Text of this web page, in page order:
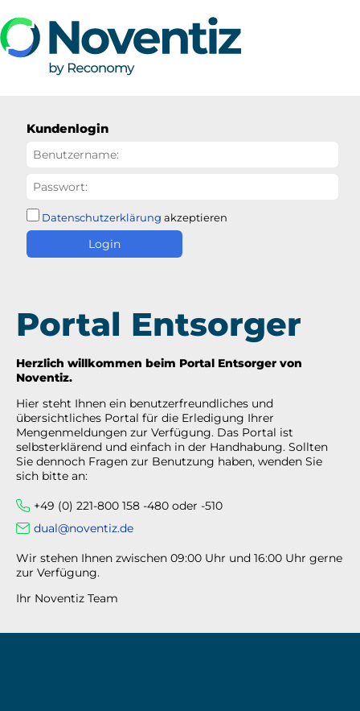
Portal Entsorger
Herzlich willkommen beim Portal Entsorger von
Noventiz.
Hier steht Ihnen ein benutzerfreundliches und
übersichtliches Portal für die Erledigung Ihrer
Mengenmeldungen zur Verfügung. Das Portal ist
selbsterklärend und einfach in der Handhabung. Sollten
Sie dennoch Fragen zur Benutzung haben, wenden Sie
sich bitte an:
+49 (0) 221-800 158 -480 oder -510
dual@noventiz.de
Wir stehen Ihnen zwischen 09:00 Uhr und 16:00 Uhr gerne
zur Verfügung.
Ihr Noventiz Team
Kundenlogin
Datenschutzerklärung akzeptieren
Login